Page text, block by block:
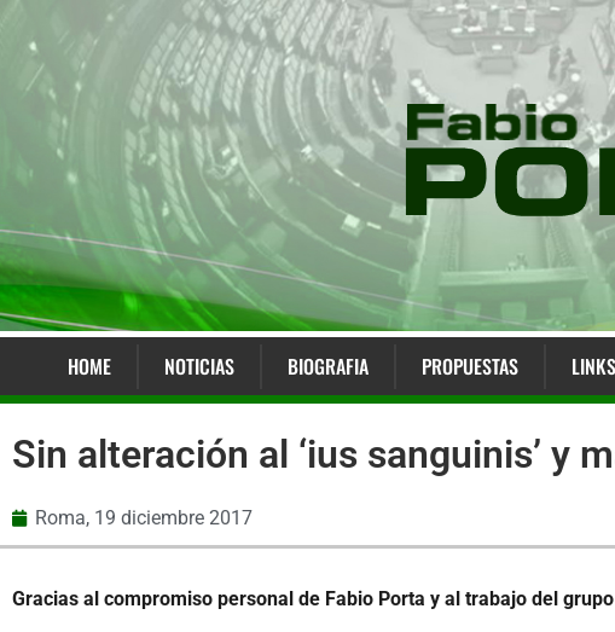
HOME NOTICIAS BIOGRAFIA PROPUESTAS
Sin alteración al ‘ius sanguinis’ y
Roma, 19 diciembre 2017
Gracias al compromiso personal de Fabio Porta y al trabajo del